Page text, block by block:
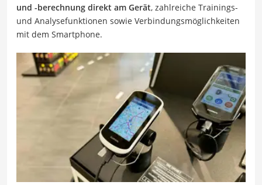
und -berechnung direkt am Gerät, zahlreiche Trainings-
und Analysefunktionen sowie Verbindungsmöglichkeiten
mit dem Smartphone.